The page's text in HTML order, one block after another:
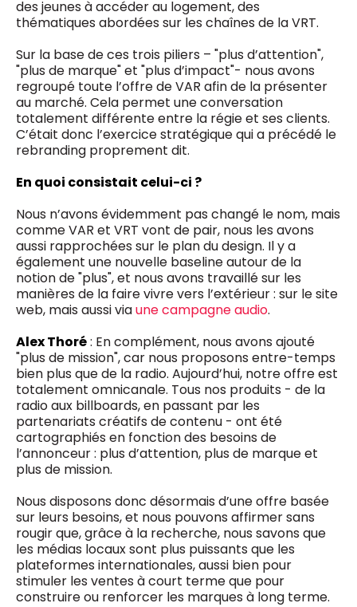
des jeunes à accéder au logement, des
thématiques abordées sur les chaînes de la VRT.
Sur la base de ces trois piliers – "plus d’attention",
"plus de marque" et "plus d’impact"- nous avons
regroupé toute l’offre de VAR afin de la présenter
au marché. Cela permet une conversation
totalement différente entre la régie et ses clients.
C’était donc l’exercice stratégique qui a précédé le
rebranding proprement dit.
En quoi consistait celui-ci ?
Nous n’avons évidemment pas changé le nom, mais
comme VAR et VRT vont de pair, nous les avons
aussi rapprochées sur le plan du design. Il y a
également une nouvelle baseline autour de la
notion de "plus", et nous avons travaillé sur les
manières de la faire vivre vers l’extérieur : sur le site
web, mais aussi viaune campagne audio.
Alex Thoré: En complément, nous avons ajouté
"plus de mission", car nous proposons entre-temps
bien plus que de la radio. Aujourd’hui, notre offre est
totalement omnicanale. Tous nos produits - de la
radio aux billboards, en passant par les
partenariats créatifs de contenu - ont été
cartographiés en fonction des besoins de
l’annonceur : plus d’attention, plus de marque et
plus de mission.
Nous disposons donc désormais d’une offre basée
sur leurs besoins, et nous pouvons affirmer sans
rougir que, grâce à la recherche, nous savons que
les médias locaux sont plus puissants que les
plateformes internationales, aussi bien pour
stimuler les ventes à court terme que pour
construire ou renforcer les marques à long terme.